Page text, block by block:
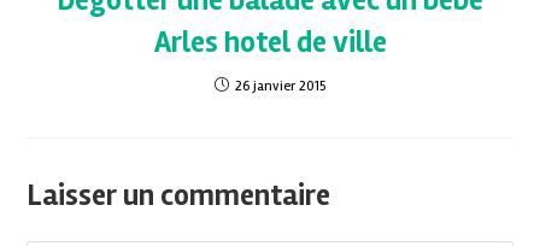
Arles hotel de ville
26 janvier 2015
Laisser un commentaire